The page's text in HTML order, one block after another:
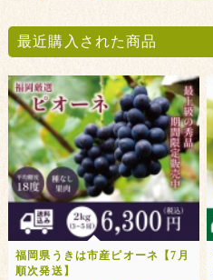
最近購入された商品
福岡県うきは市産ピオーネ【7月
順次発送】